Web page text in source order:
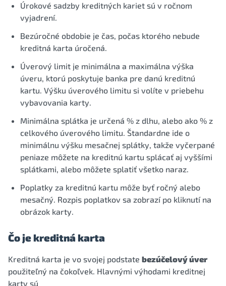
Úrokové sadzby kreditných kariet sú v ročnom
vyjadrení.
Bezúročné obdobie je čas, počas ktorého nebude
kreditná karta úročená.
Úverový limit je minimálna a maximálna výška
úveru, ktorú poskytuje banka pre danú kreditnú
kartu. Výšku úverového limitu si volíte v priebehu
vybavovania karty.
Minimálna splátka je určená % z dlhu, alebo ako % z
celkového úverového limitu. Štandardne ide o
minimálnu výšku mesačnej splátky, takže vyčerpané
peniaze môžete na kreditnú kartu splácať aj vyššími
splátkami, alebo môžete splatiť všetko naraz.
Poplatky za kreditnú kartu môže byť ročný alebo
mesačný. Rozpis poplatkov sa zobrazí po kliknutí na
obrázok karty.
Čo je kreditná karta
Kreditná karta je vo svojej podstate bezúčelový úver
použiteľný na čokoľvek. Hlavnými výhodami kreditnej
karty sú